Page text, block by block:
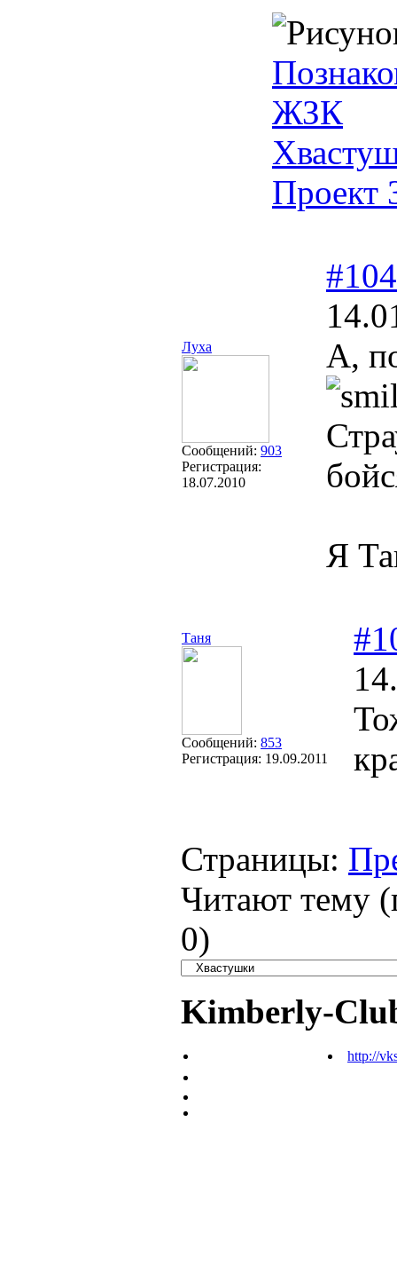
ЖЗК
Проект
Луха
Сообщений: 903
Регистрация:
18.07.2010
#104
А,
Я
Таня
Сообщений: 853
Регистрация: 19.09.2011
Страницы:
Читают тему
0)
Kimberly-
http://